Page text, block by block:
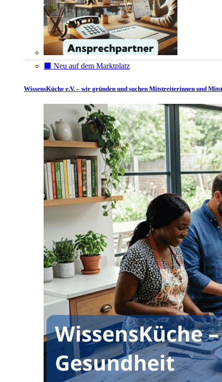
⬛️ Neu auf dem Marktplatz
WissensKüche e.V. – wir gründen und suchen Mitstreiterinnen und